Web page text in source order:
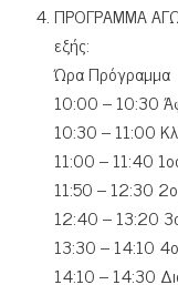
ΠΡΟΓΡΑΜΜΑ
εξής:
Ώρα Πρόγραμμα
10:00 – 10:30
10:30 – 11:00
11:00 – 11:40
11:50 – 12:30
12:40 – 13:20
13:30 – 14:10
14:10 – 14:30